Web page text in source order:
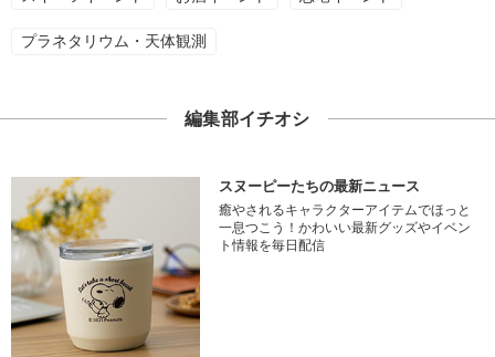
プラネタリウム・天体観測
編集部イチオシ
スヌーピーたちの最新ニュース
癒やされるキャラクターアイテムでほっと
一息つこう！かわいい最新グッズやイベン
ト情報を毎日配信